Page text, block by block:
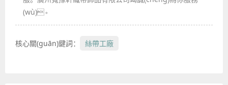
(wù)。
核心關(guān)鍵詞： 絲帶工廠